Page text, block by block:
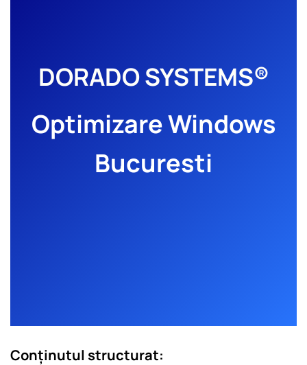
DORADO SYSTEMS®
Optimizare Windows
Bucuresti
Conținutul structurat: